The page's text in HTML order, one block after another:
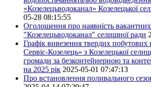
«Козелецьводоканал» Козелецької
05-28 08:15:55
Оголошення про наявність
"Козелецьводоканал" селищної ради
Графік вивезення твердих
Сервіс-Козелець» з Козелецької
громади за безконтейнерною та
на 2025 рік 2025-05-01 07:47:13
Про встановлення поливального